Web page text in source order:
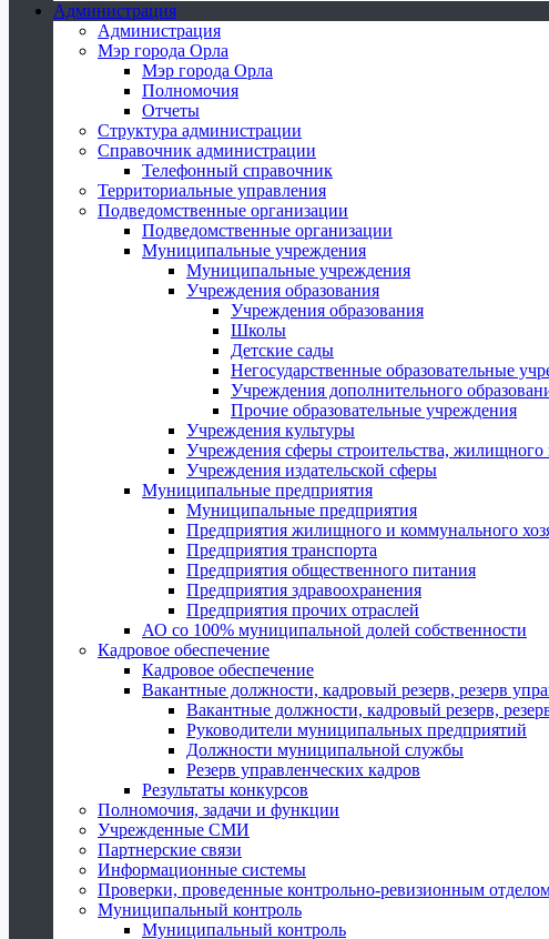
Администрация
Администрация
Мэр города Орла
Мэр города Орла
Полномочия
Отчеты
Структура администрации
Справочник администрации
Телефонный справочник
Территориальные управления
Подведомственные организации
Подведомственные организации
Муниципальные учреждения
Муниципальные учреждения
Учреждения образования
Учреждения образования
Школы
Детские сады
Негосударственные образовательные
Учреждения дополнительного
Прочие образовательные учреждения
Учреждения культуры
Учреждения сферы строительства, жилищного
Учреждения издательской сферы
Муниципальные предприятия
Муниципальные предприятия
Предприятия жилищного и коммунального
Предприятия транспорта
Предприятия общественного питания
Предприятия здравоохранения
Предприятия прочих отраслей
АО со 100% муниципальной долей собственности
Кадровое обеспечение
Кадровое обеспечение
Вакантные должности, кадровый резерв, резерв
Вакантные должности, кадровый резерв,
Руководители муниципальных предприятий
Должности муниципальной службы
Резерв управленческих кадров
Результаты конкурсов
Полномочия, задачи и функции
Учрежденные СМИ
Партнерские связи
Информационные системы
Проверки, проведенные контрольно-ревизионным
Муниципальный контроль
Муниципальный контроль